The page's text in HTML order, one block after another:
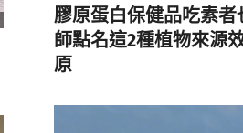
膠原蛋白保健品吃素者
師點名這2種植物來源
原